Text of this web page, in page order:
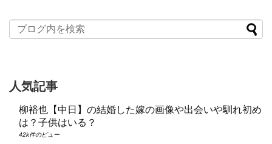
人気記事
柳裕也【中日】の結婚した嫁の画像や出会いや馴れ初め
は？子供はいる？
42k件のビュー